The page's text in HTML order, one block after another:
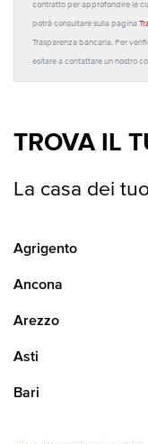
contratto per approfondire le
potrà consultare sulla pagina
Trasparenza bancaria. Per
esitare a contattare un nostro
TROVA IL
La casa dei
Agrigento
Ancona
Arezzo
Asti
Bari